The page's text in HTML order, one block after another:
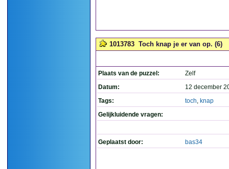
1013783 Toch knap je er van op. (6)
Plaats van de puzzel:
Zelf
Datum:
12 december
Tags:
toch, knap
Gelijkluidende vragen:
Geplaatst door: bas34